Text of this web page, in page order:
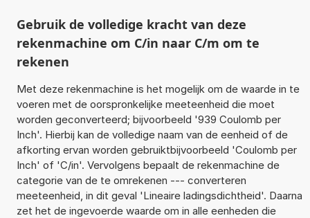
Gebruik de volledige kracht van deze
rekenmachine om C/in naar C/m om te
rekenen
Met deze rekenmachine is het mogelijk om de waarde in te
voeren met de oorspronkelijke meeteenheid die moet
worden geconverteerd; bijvoorbeeld '939 Coulomb per
Inch'. Hierbij kan de volledige naam van de eenheid of de
afkorting ervan worden gebruiktbijvoorbeeld 'Coulomb per
Inch' of 'C/in'. Vervolgens bepaalt de rekenmachine de
categorie van de te omrekenen --- converteren
meeteenheid, in dit geval 'Lineaire ladingsdichtheid'. Daarna
zet het de ingevoerde waarde om in alle eenheden die